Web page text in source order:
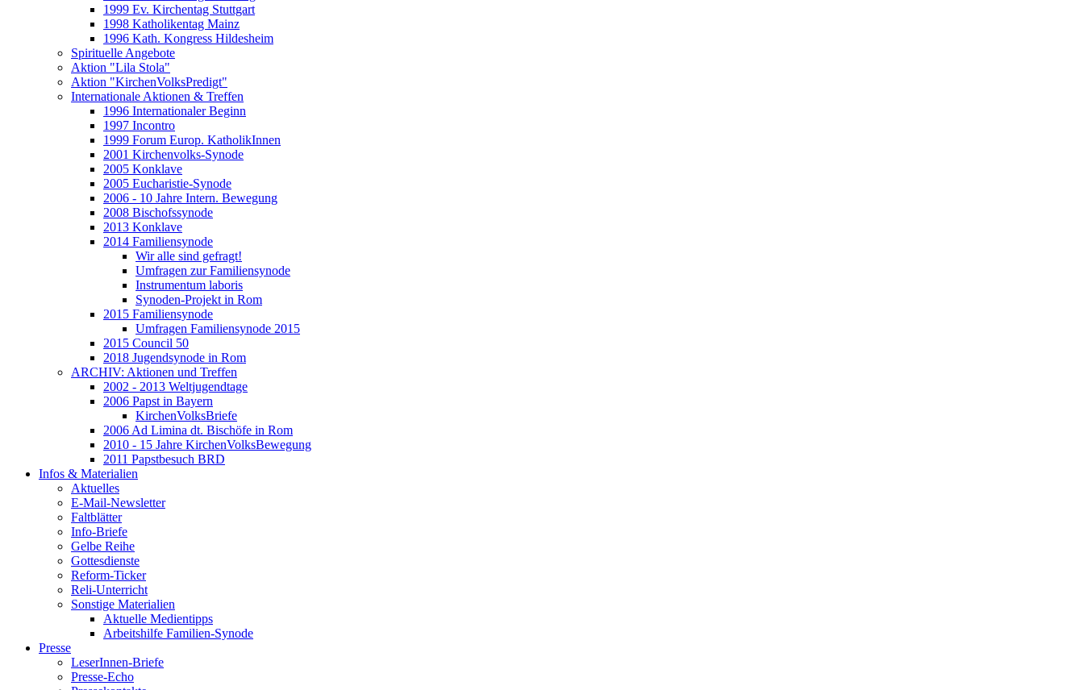
1999 Ev. Kirchentag Stuttgart
1998 Katholikentag Mainz
1996 Kath. Kongress Hildesheim
Spirituelle Angebote
Aktion "Lila Stola"
Aktion "KirchenVolksPredigt"
Internationale Aktionen & Treffen
1996 Internationaler Beginn
1997 Incontro
1999 Forum Europ. KatholikInnen
2001 Kirchenvolks-Synode
2005 Konklave
2005 Eucharistie-Synode
2006 - 10 Jahre Intern. Bewegung
2008 Bischofssynode
2013 Konklave
2014 Familiensynode
Wir alle sind gefragt!
Umfragen zur Familiensynode
Instrumentum laboris
Synoden-Projekt in Rom
2015 Familiensynode
Umfragen Familiensynode 2015
2015 Council 50
2018 Jugendsynode in Rom
ARCHIV: Aktionen und Treffen
2002 - 2013 Weltjugendtage
2006 Papst in Bayern
KirchenVolksBriefe
2006 Ad Limina dt. Bischöfe in Rom
2010 - 15 Jahre KirchenVolksBewegung
2011 Papstbesuch BRD
Infos & Materialien
Aktuelles
E-Mail-Newsletter
Faltblätter
Info-Briefe
Gelbe Reihe
Gottesdienste
Reform-Ticker
Reli-Unterricht
Sonstige Materialien
Aktuelle Medientipps
Arbeitshilfe Familien-Synode
Presse
LeserInnen-Briefe
Presse-Echo